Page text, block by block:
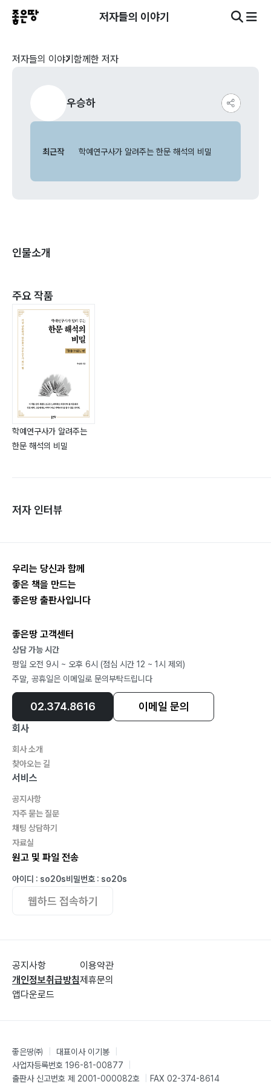
저자들의 이야기
저자들의 이야기 함께한 저자
우승하
최근작 학예연구사가 알려주는 한문 해석의 비밀
인물소개
주요 작품
학예연구사가 알려주는
한문 해석의 비밀
저자 인터뷰
우리는 당신과 함께
좋은 책을 만드는
좋은땅 출판사입니다
좋은땅 고객센터
상담 가능 시간
평일 오전 9시 ~ 오후 6시 (점심 시간 12 ~ 1시 제외)
주말, 공휴일은 이메일로 문의부탁드립니다
02.374.8616 이메일 문의
회사
회사 소개
찾아오는 길
서비스
공지사항
자주 묻는 질문
채팅 상담하기
자료실
원고 및 파일 전송
아이디 : so20s비밀번호 : so20s
웹하드 접속하기
공지사항
개인정보취급방침
앱다운로드
이용약관
제휴문의
좋은땅㈜ 대표이사 이기봉
사업자등록번호 196-81-00877
출판사 신고번호 제 2001-000082호
FAX 02-374-8614